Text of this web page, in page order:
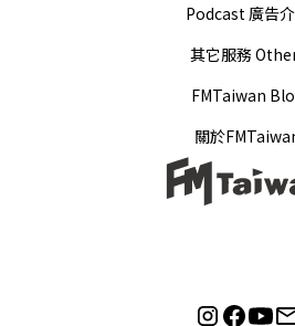
Podcast 廣告
其它服務
FMTaiwan
關於